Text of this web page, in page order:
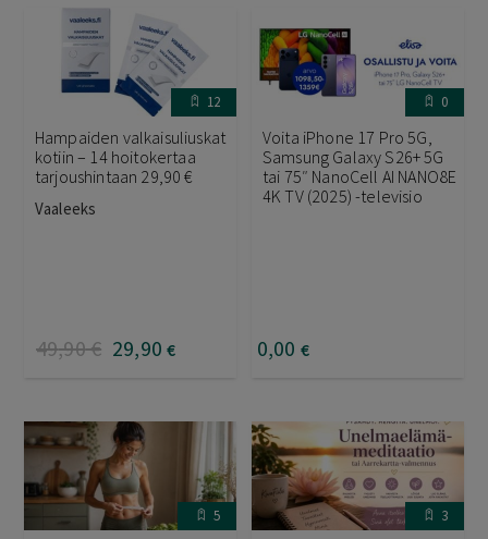
12
Hampaiden valkaisuliuskat
kotiin – 14 hoitokertaa
tarjoushintaan 29,90 €
Vaaleeks
49,90€ 29,90 €
0
Voita iPhone 17 Pro 5G,
Samsung Galaxy S26+ 5G
tai 75″ NanoCell AI NANO8E
4K TV (2025) -televisio
0,00 €
5 3